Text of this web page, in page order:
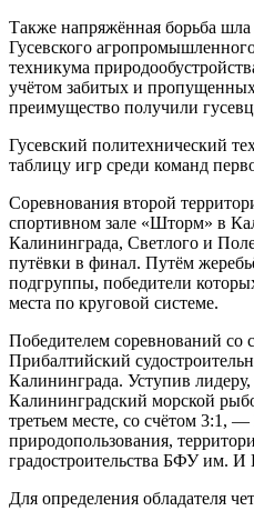
Также напряжённая борьба
Гусевского
техникума
учётом забитых и
преимущество получили
Гусевский политехнический
таблицу игр среди команд
Соревнования второй
спортивном зале «Шторм» в
Калининграда, Светлого и
путёвки в финал. Путём
подгруппы, победители
места по круговой системе.
Победителем соревнований со
Прибалтийский
Калининграда. Уступив
Калининградский морской
третьем месте, со счётом 3:1,
природопользования,
градостроительства БФУ им. И
Для определения обладателя